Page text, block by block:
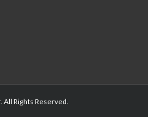
Rights Reserved.